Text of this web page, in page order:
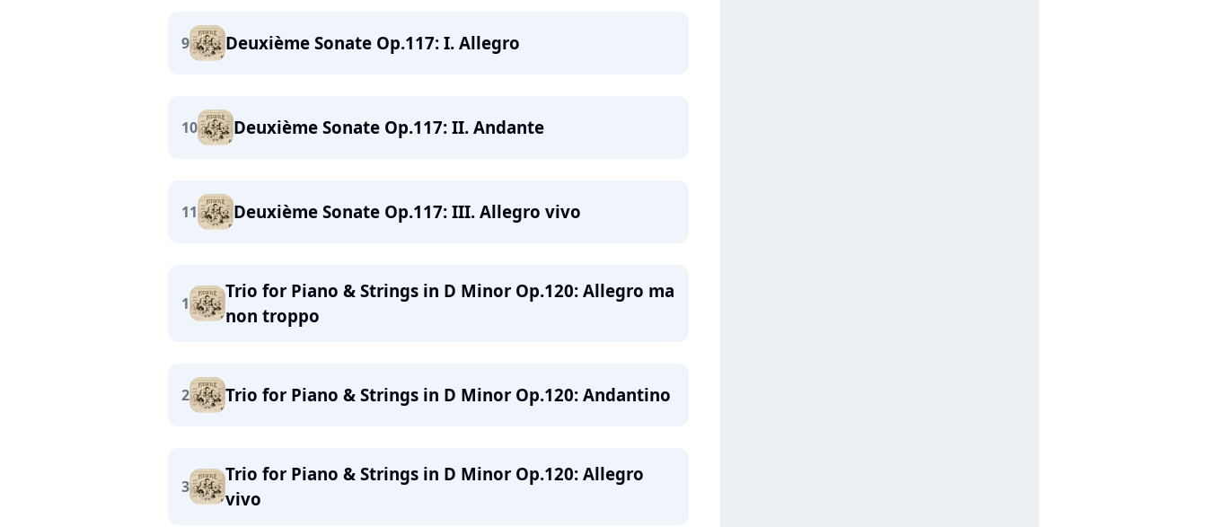
9 Deuxième Sonate Op.117: I. Allegro
10 Deuxième Sonate Op.117: II. Andante
11 Deuxième Sonate Op.117: III. Allegro vivo
1
Trio for Piano & Strings in D Minor Op.120: Allegro ma
non troppo
2 Trio for Piano & Strings in D Minor Op.120: Andantino
3
Trio for Piano & Strings in D Minor Op.120: Allegro
vivo